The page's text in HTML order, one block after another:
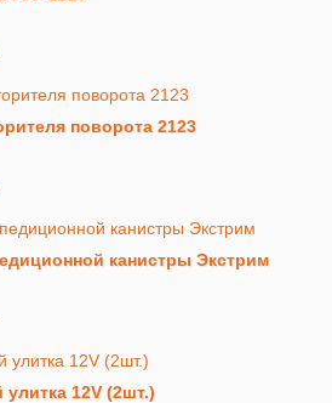
поворота 2123
канистры Экстрим
12V (2шт.)